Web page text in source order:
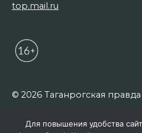
top.mail.ru
© 2026 Таганрогская правда
Для повышения удобства